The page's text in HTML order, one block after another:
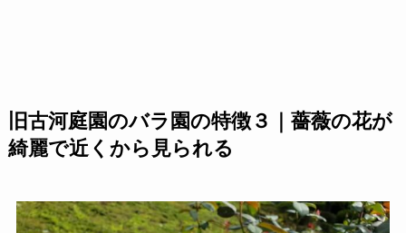
旧古河庭園のバラ園の特徴３｜薔薇の花が
綺麗で近くから見られる